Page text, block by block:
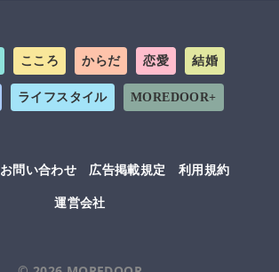
こころ からだ 恋愛 結婚
ライフスタイル MOREDOOR+
お問い合わせ 広告掲載規定
利用規約
運営会社